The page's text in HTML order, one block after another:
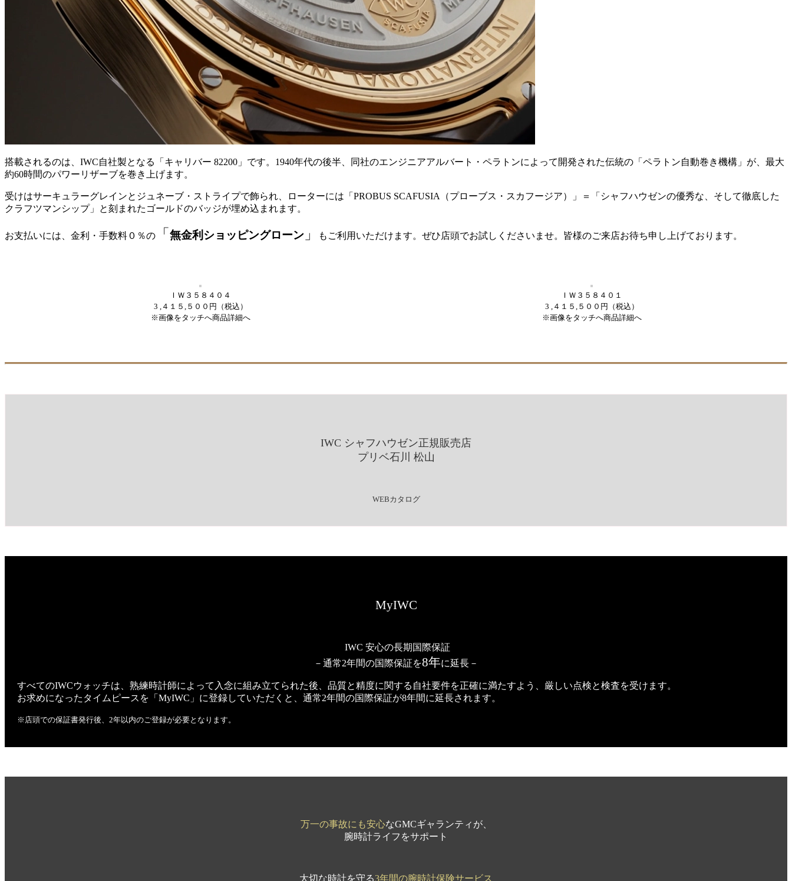
搭載されるのは、IWC自社製となる「キャリバー 82200」です。1940年代の後半、同社のエンジニアアルバート・ペラトンによって開発された伝統の「ペラトン自動巻き機構」が、最大
約60時間のパワーリザーブを巻き上げます。
受けはサーキュラーグレインとジュネーブ・ストライプで飾られ、ローターには「PROBUS SCAFUSIA（プローブス・スカフージア）」＝「シャフハウゼンの優秀な、そして徹底した
クラフツマンシップ」と刻まれたゴールドのバッジが埋め込まれます。
お支払いには、金利・手数料０％の 「 無金利ショッピングローン 」 もご利用いただけます。ぜひ店頭でお試しくださいませ。皆様のご来店お待ち申し上げております。
ＩＷ３５８４０４
3 ,４１５,５００円（税込）
※画像をタッチへ商品詳細へ
ＩＷ３５８４０１
3 ,４１５,５００円（税込）
※画像をタッチへ商品詳細へ
IWC シャフハウゼン正規販売店
プリベ石川 松山
WEBカタログ
MyIWC
IWC 安心の長期国際保証
－通常2年間の国際保証を8年に延長－
すべてのIWCウォッチは、熟練時計師によって入念に組み立てられた後、品質と精度に関する自社要件を正確に満たすよう、厳しい点検と検査を受けます。
お求めになったタイムピースを「MyIWC」に登録していただくと、通常2年間の国際保証が8年間に延長されます。
※店頭での保証書発行後、2年以内のご登録が必要となります。
万一の事故にも安心なGMCギャランティが、
腕時計ライフをサポート
大切な時計を守る3年間の腕時計保険サービス